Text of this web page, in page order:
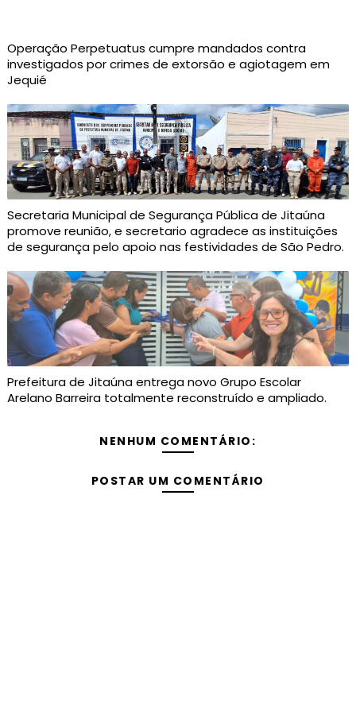
Operação Perpetuatus cumpre mandados contra
investigados por crimes de extorsão e agiotagem em
Jequié
Secretaria Municipal de Segurança Pública de Jitaúna
promove reunião, e secretario agradece as instituições
de segurança pelo apoio nas festividades de São Pedro.
Prefeitura de Jitaúna entrega novo Grupo Escolar
Arelano Barreira totalmente reconstruído e ampliado.
NENHUM COMENTÁRIO:
POSTAR UM COMENTÁRIO